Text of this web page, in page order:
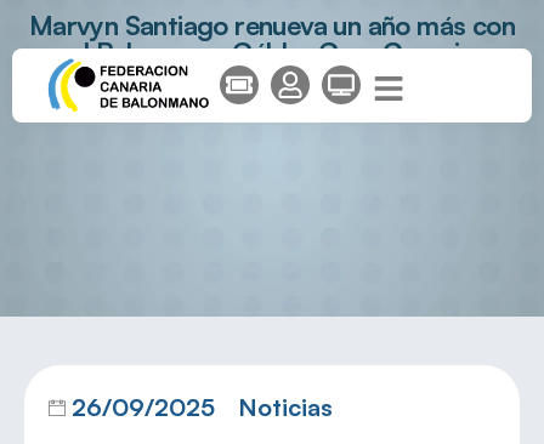
Marvyn Santiago renueva un año más con
el Balonmano Gáldar Gran Canaria
26/09/2025 Noticias